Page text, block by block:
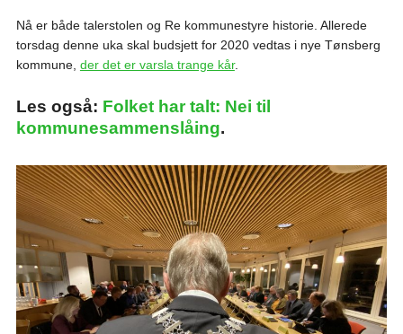
Nå er både talerstolen og Re kommunestyre historie. Allerede
torsdag denne uka skal budsjett for 2020 vedtas i nye Tønsberg
kommune, der det er varsla trange kår.
Les også: Folket har talt: Nei til
kommunesammenslåing.